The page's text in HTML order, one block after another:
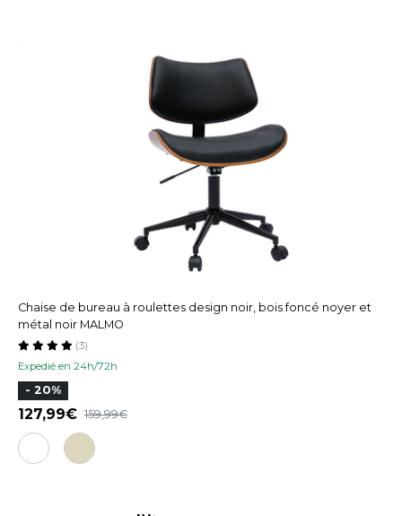
Chaise de bureau à roulettes design noir, bois foncé noyer et
métal noir MALMO
Expedié en 24h/72h
(3)
- 20%
127,99 159,99